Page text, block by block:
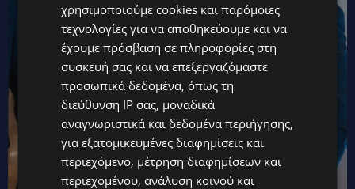
χρησιμοποιούμε cookies και παρόμοιες
τεχνολογίες για να αποθηκεύουμε και να
έχουμε πρόσβαση σε πληροφορίες στη
συσκευή σας και να επεξεργαζόμαστε
προσωπικά δεδομένα, όπως τη
διεύθυνση IP σας, μοναδικά
αναγνωριστικά και δεδομένα περιήγησης,
για εξατομικευμένες διαφημίσεις και
περιεχόμενο, μέτρηση διαφημίσεων και
περιεχομένου, ανάλυση κοινού και